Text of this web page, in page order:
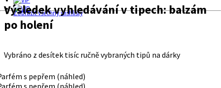
Zobrazit všechny wishlisty
Výsledek vyhledávání v tipech:balzám
po holení
Vybráno z desítek tisíc ručně vybraných tipů na dárky